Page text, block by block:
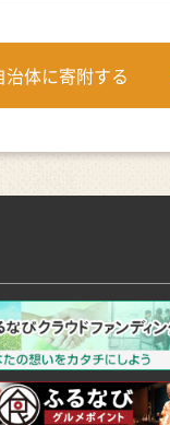
」の対象となる地方
と個人住民税の控除対
治体に寄附する